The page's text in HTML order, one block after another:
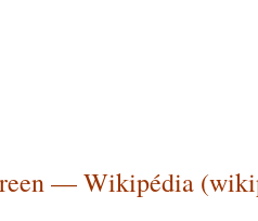
— Wikipédia